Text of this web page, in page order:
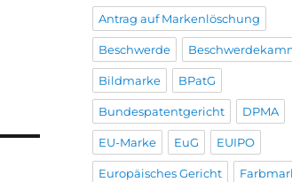
Antrag auf Markenlöschung
Beschwerde
Bildmarke BPatG
Bundespatentgericht DPMA
EU-Marke EuG EUIPO
Europäisches Gericht